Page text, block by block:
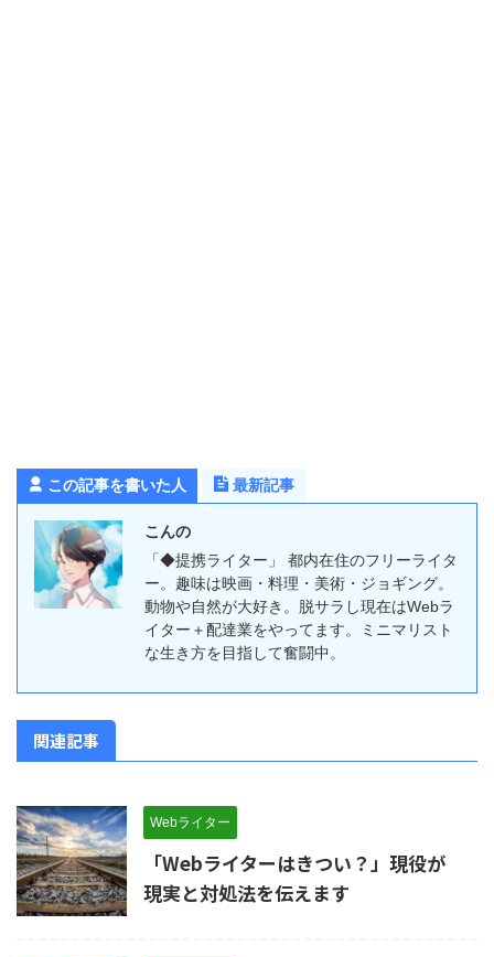
この記事を書いた人 最新記事
こんの
「◆提携ライター」 都内在住のフリーライタ
ー。趣味は映画・料理・美術・ジョギング。
動物や自然が大好き。脱サラし現在はWebラ
イター＋配達業をやってます。ミニマリスト
な生き方を目指して奮闘中。
関連記事
Webライター
「Webライターはきつい？」現役が
現実と対処法を伝えます